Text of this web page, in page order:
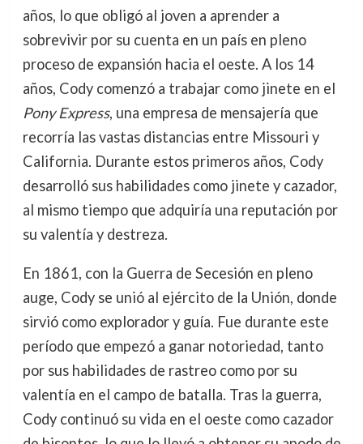
años, lo que obligó al joven a aprender a
sobrevivir por su cuenta en un país en pleno
proceso de expansión hacia el oeste. A los 14
años, Cody comenzó a trabajar como jinete en el
Pony Express, una empresa de mensajería que
recorría las vastas distancias entre Missouri y
California. Durante estos primeros años, Cody
desarrolló sus habilidades como jinete y cazador,
al mismo tiempo que adquiría una reputación por
su valentía y destreza.
En 1861, con la Guerra de Secesión en pleno
auge, Cody se unió al ejército de la Unión, donde
sirvió como explorador y guía. Fue durante este
período que empezó a ganar notoriedad, tanto
por sus habilidades de rastreo como por su
valentía en el campo de batalla. Tras la guerra,
Cody continuó su vida en el oeste como cazador